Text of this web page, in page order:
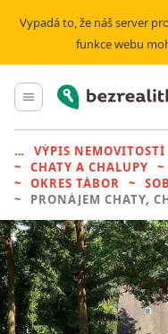
Vypadá to, že náš server
funkce webu
Hlavní menu
Bezrealitky
VÝPIS NEMOVITOSTÍ
CHATY A CHALUPY
OKRES TÁBOR
PRONÁJEM CHATY,